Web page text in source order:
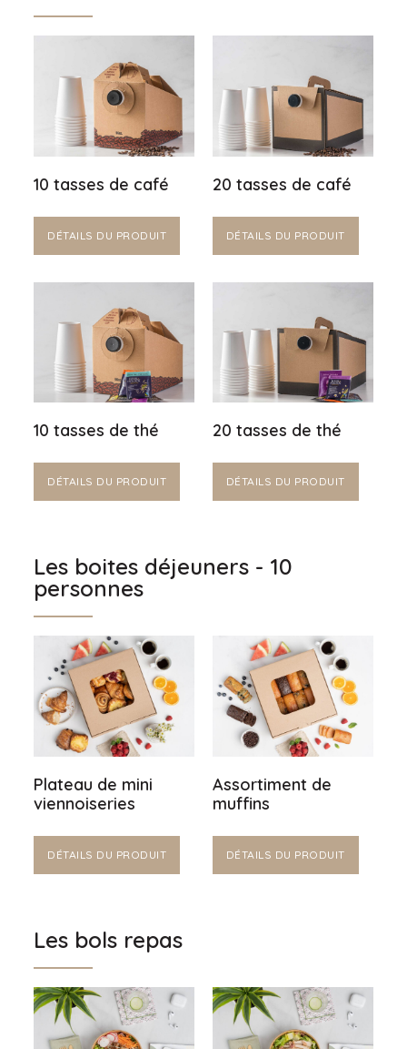
10 tasses de café
DÉTAILS DU PRODUIT
20 tasses de café
DÉTAILS DU PRODUIT
10 tasses de thé
DÉTAILS DU PRODUIT
20 tasses de thé
DÉTAILS DU PRODUIT
Les boites déjeuners - 10
personnes
Plateau de mini
viennoiseries
DÉTAILS DU PRODUIT
Assortiment de
muffins
DÉTAILS DU PRODUIT
Les bols repas